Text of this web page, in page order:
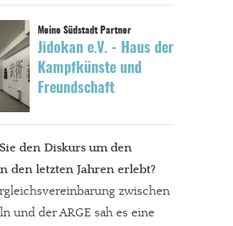
Jidokan e.V. - Haus der
Kampfkünste und
Freundschaft
den Diskurs um den
den letzten Jahren erlebt?
zwischen
und der ARGE sah es eine